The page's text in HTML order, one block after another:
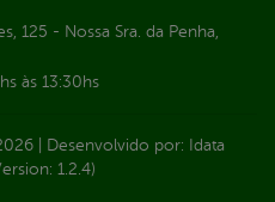
125 - Nossa Sra. da Penha,
às 13:30hs
Desenvolvido por: Idata
1.2.4)